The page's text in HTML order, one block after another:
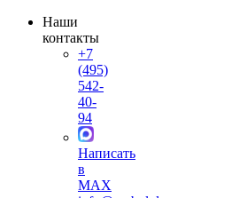
Наши
контакты
+7
(495)
542-
40-
94
Написать
в
MAX